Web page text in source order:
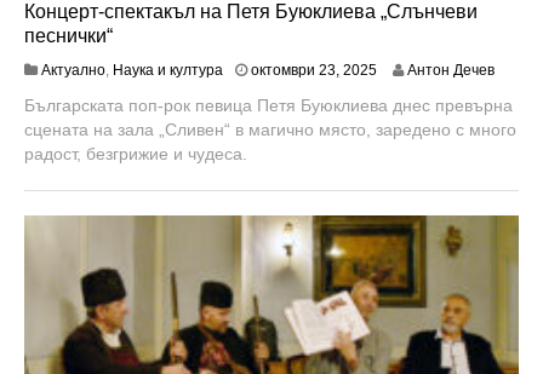
Концерт-спектакъл на Петя Буюклиева „Слънчеви
песнички“
Актуално, Наука и култура октомври 23, 2025о
т
о
р
и
2
3
,
2
0
Антон Дечев
Българската поп-рок певица Петя Буюклиева днес превърна
сцената на зала „Сливен“ в магично място, заредено с много
радост, безгрижие и чудеса.